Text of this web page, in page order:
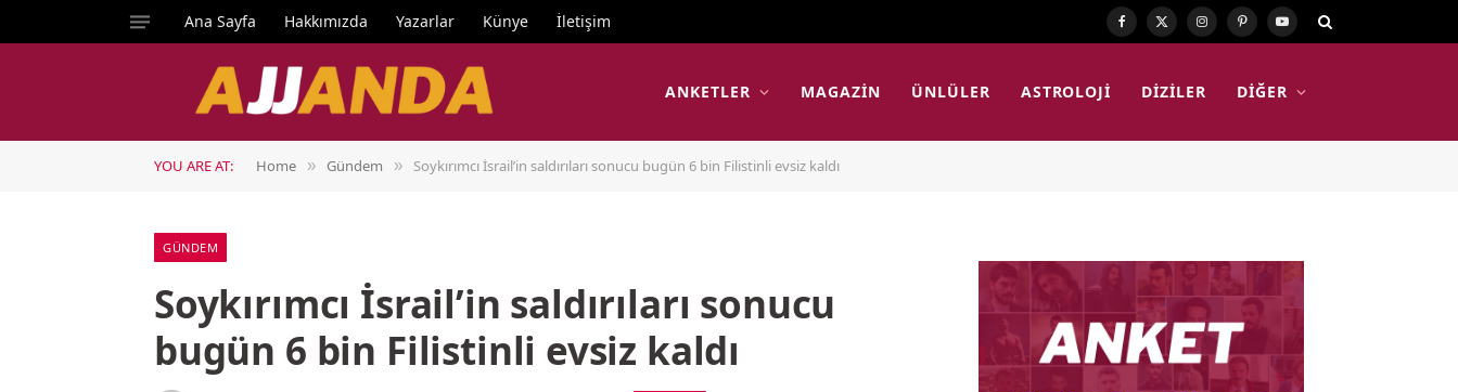
Ana Sayfa Hakkımızda Yazarlar Künye İletişim Facebook
X
Instagram
PinterestYouTube
ANKETLER MAGAZIN ÜNLÜLER ASTROLOJI DIZILER DIĞER
YOU ARE AT: Home » Gündem » Soykırımcı İsrail’in saldırıları sonucu bugün 6 bin Filistinli evsiz kaldı
GÜNDEM
Soykırımcı İsrail’in saldırıları sonucu
bugün 6 bin Filistinli evsiz kaldı